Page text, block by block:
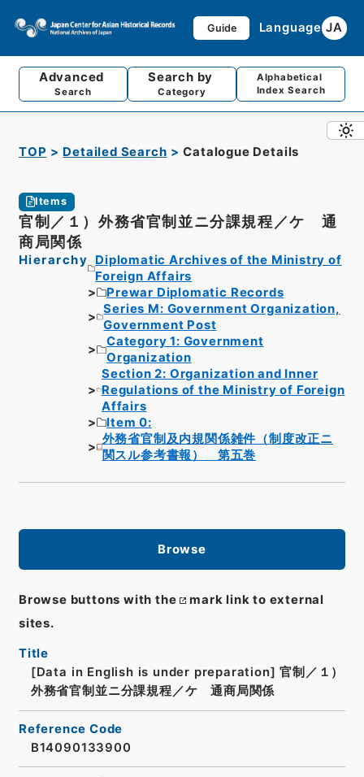
Guide Language JA
Advanced
Search
Search by
Category
Alphabetical
Index Search
TOP Detailed Search Catalogue Details
Items
官制／１）外務省官制並ニ分課規程／ケ 通
商局関係
Hierarchy
Diplomatic Archives of the Ministry of
Foreign Affairs
Prewar Diplomatic Records
Series M: Government Organization,
Government Post
Category 1: Government
Organization
Section 2: Organization and Inner
Regulations of the Ministry of Foreign
Affairs
Item 0:
外務省官制及内規関係雑件（制度改正ニ
関スル参考書報） 第五巻
Browse
Browse buttons with the
mark link to external
sites.
Title
[Data in English is under preparation] 官制／１）
外務省官制並ニ分課規程／ケ 通商局関係
Reference Code
B14090133900